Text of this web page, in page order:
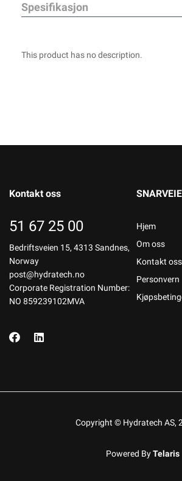
Spesifikasjon
This product has no description.
Kontakt oss
51 67 25 00
Bedriftsveien 15, 4313 Sandnes,
Norway
post@hydratech.no
Corporate Registration Number:
NO 859239102MVA
Hjem
Om oss
Kontakt oss
Personvern
Copyright © Hydratech AS,
Powered ByTelaris